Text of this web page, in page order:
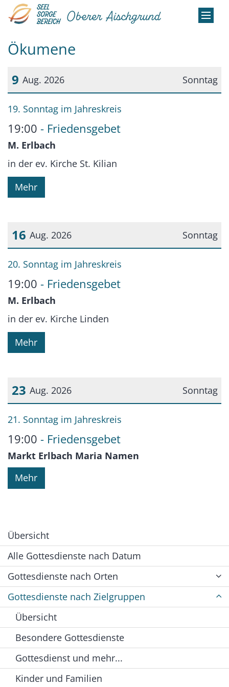
Zum Inhalt springen
Ökumene
Sonntag
9 Aug. 2026
Datum: 9. August 2026
19. Sonntag im Jahreskreis
19:00 Friedensgebet
M. Erlbach
in der ev. Kirche St. Kilian
Mehr
Sonntag
16 Aug. 2026
Datum: 16. August 2026
20. Sonntag im Jahreskreis
19:00 Friedensgebet
M. Erlbach
in der ev. Kirche Linden
Mehr
Sonntag
23 Aug. 2026
Datum: 23. August 2026
21. Sonntag im Jahreskreis
19:00 Friedensgebet
Markt Erlbach Maria Namen
Mehr
Übersicht
Alle Gottesdienste nach Datum
Gottesdienste nach Orten
Gottesdienste nach Zielgruppen
Übersicht
Besondere Gottesdienste
Gottesdienst und mehr...
Kinder und Familien